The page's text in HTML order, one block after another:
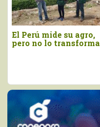
La salud empieza en
casa, pero se defiende
con política nacional,